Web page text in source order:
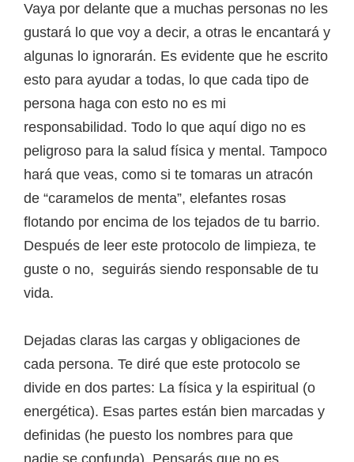
Vaya por delante que a muchas personas no les
gustará lo que voy a decir, a otras le encantará y
algunas lo ignorarán. Es evidente que he escrito
esto para ayudar a todas, lo que cada tipo de
persona haga con esto no es mi
responsabilidad. Todo lo que aquí digo no es
peligroso para la salud física y mental. Tampoco
hará que veas, como si te tomaras un atracón
de “caramelos de menta”, elefantes rosas
flotando por encima de los tejados de tu barrio.
Después de leer este protocolo de limpieza, te
guste o no, seguirás siendo responsable de tu
vida.
Dejadas claras las cargas y obligaciones de
cada persona. Te diré que este protocolo se
divide en dos partes: La física y la espiritual (o
energética). Esas partes están bien marcadas y
definidas (he puesto los nombres para que
nadie se confunda). Pensarás que no es